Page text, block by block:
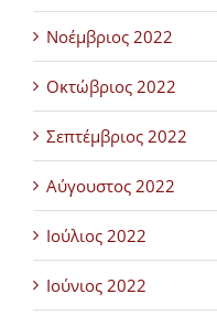
Νοέμβριος 2022
Οκτώβριος 2022
Σεπτέμβριος 2022
Αύγουστος 2022
Ιούλιος 2022
Ιούνιος 2022